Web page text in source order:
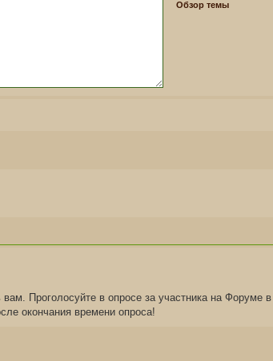
Обзор темы
Проголосуйте в опросе за участника на Форуме
окончания времени опроса!